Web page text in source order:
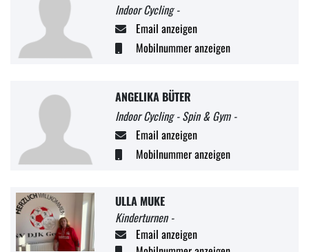
Indoor Cycling -
Email anzeigen
Mobilnummer anzeigen
ANGELIKA BÜTER
Indoor Cycling - Spin & Gym -
Email anzeigen
Mobilnummer anzeigen
ULLA MUKE
Kinderturnen -
Email anzeigen